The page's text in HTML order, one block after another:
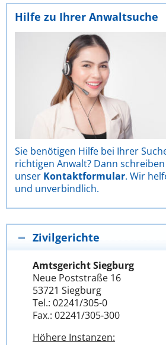
Hilfe zu Ihrer Anwaltsuche
Sie benötigen Hilfe bei Ihrer
richtigen Anwalt? Dann
unser Kontaktformular. Wir
und unverbindlich.
Zivilgerichte
Amtsgericht Siegburg
Neue Poststraße 16
53721 Siegburg
Tel.: 02241/305-0
Fax.: 02241/305-300
Höhere Instanzen: